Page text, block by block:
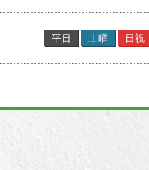
平日 土曜 日祝